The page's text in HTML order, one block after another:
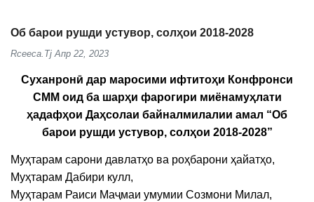
Об барои рушди устувор, солҳои 2018-2028
Rceeca.tj Апр 22, 2023
Суханронӣ дар маросими ифтитоҳи Конфронси
СММ оид ба шарҳи фарогири миёнамуҳлати
ҳадафҳои Даҳсолаи байналмилалии амал “Об
барои рушди устувор, солҳои 2018-2028”
Муҳтарам сарони давлатҳо ва роҳбарони ҳайатҳо,
Муҳтарам Дабири кулл,
Муҳтарам Раиси Маҷмаи умумии Созмони Милал,